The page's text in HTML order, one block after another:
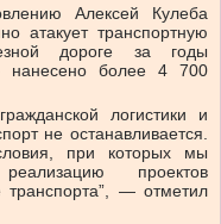
Алексей Кулеба
атакует транспортную
дороге за годы
нанесено более 4 700
логистики и
не останавливается.
при которых мы
проектов
транспорта”, — отметил